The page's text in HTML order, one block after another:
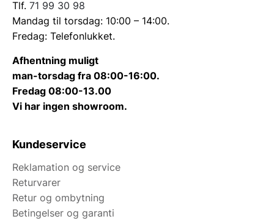
Tlf. 71 99 30 98
Mandag til torsdag: 10:00 – 14:00.
Fredag: Telefonlukket.
Afhentning muligt
man-torsdag fra 08:00-16:00.
Fredag 08:00-13.00
Vi har ingen showroom.
Kundeservice
Reklamation og service
Returvarer
Retur og ombytning
Betingelser og garanti